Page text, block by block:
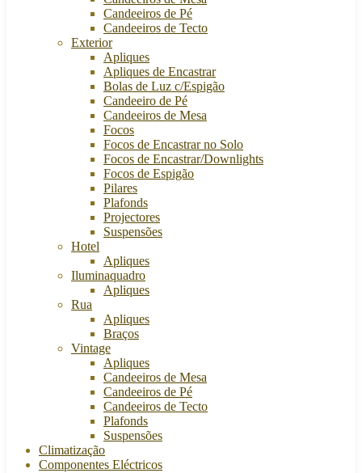
Candeeiros de Pé
Candeeiros de Tecto
Exterior
Apliques
Apliques de Encastrar
Bolas de Luz c/Espigão
Candeeiro de Pé
Candeeiros de Mesa
Focos
Focos de Encastrar no Solo
Focos de Encastrar/Downlights
Focos de Espigão
Pilares
Plafonds
Projectores
Suspensões
Hotel
Apliques
Iluminaquadro
Apliques
Rua
Apliques
Braços
Vintage
Apliques
Candeeiros de Mesa
Candeeiros de Pé
Candeeiros de Tecto
Plafonds
Suspensões
Climatização
Componentes Eléctricos